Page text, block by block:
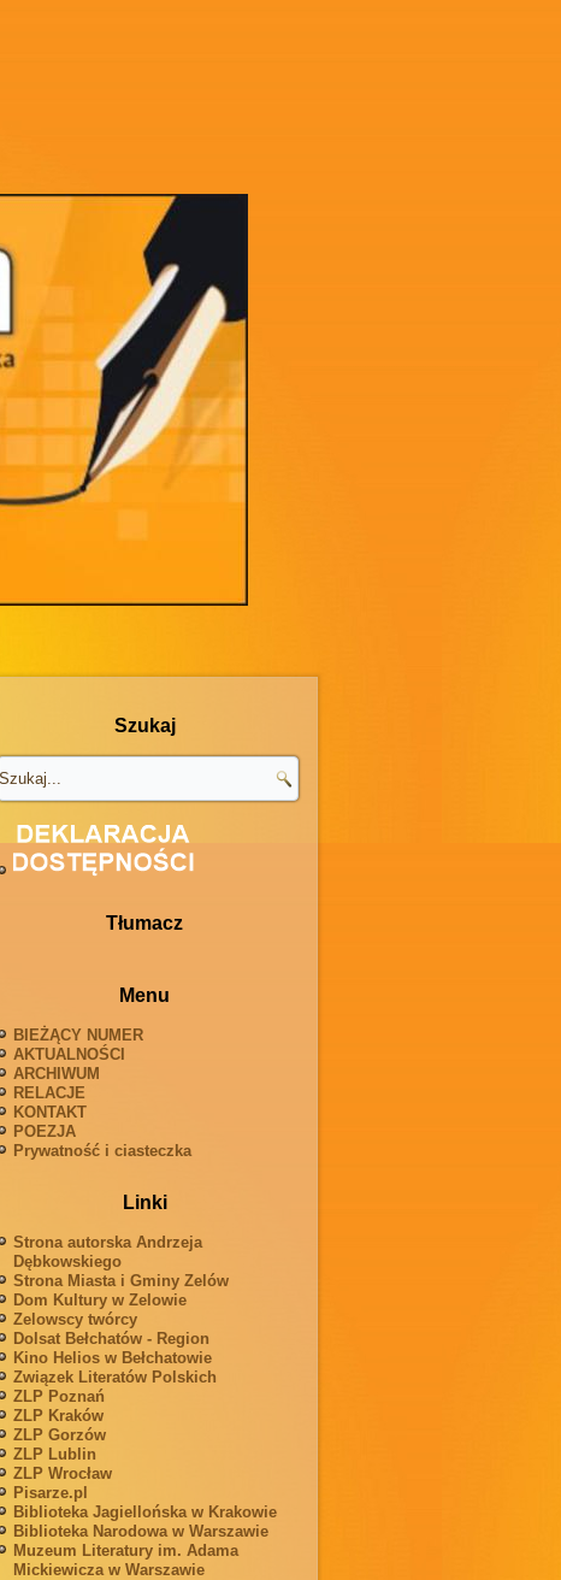
Szukaj
Tłumacz
Menu
BIEŻĄCY NUMER
AKTUALNOŚCI
ARCHIWUM
RELACJE
KONTAKT
POEZJA
Prywatność i ciasteczka
Linki
Strona autorska Andrzeja
Dębkowskiego
Strona Miasta i Gminy Zelów
Dom Kultury w Zelowie
Zelowscy twórcy
Dolsat Bełchatów - Region
Kino Helios w Bełchatowie
Związek Literatów Polskich
ZLP Poznań
ZLP Kraków
ZLP Gorzów
ZLP Lublin
ZLP Wrocław
Pisarze.pl
Biblioteka Jagiellońska w Krakowie
Biblioteka Narodowa w Warszawie
Muzeum Literatury im. Adama
Mickiewicza w Warszawie